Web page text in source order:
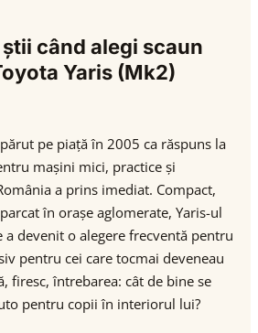
când alegi scaun
Yaris (Mk2)
pe piață în 2005 ca răspuns la
mașini mici, practice și
a prins imediat. Compact,
în orașe aglomerate, Yaris-ul
a devenit o alegere frecventă pentru
pentru cei care tocmai deveneau
firesc, întrebarea: cât de bine se
pentru copii în interiorul lui?